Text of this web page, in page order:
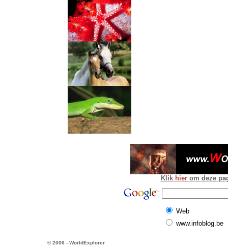
Klik hier om deze
Web
www.infoblog.be
© 2006 - WorldExplorer